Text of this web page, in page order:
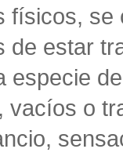
físicos,
de estar
especie
vacíos o